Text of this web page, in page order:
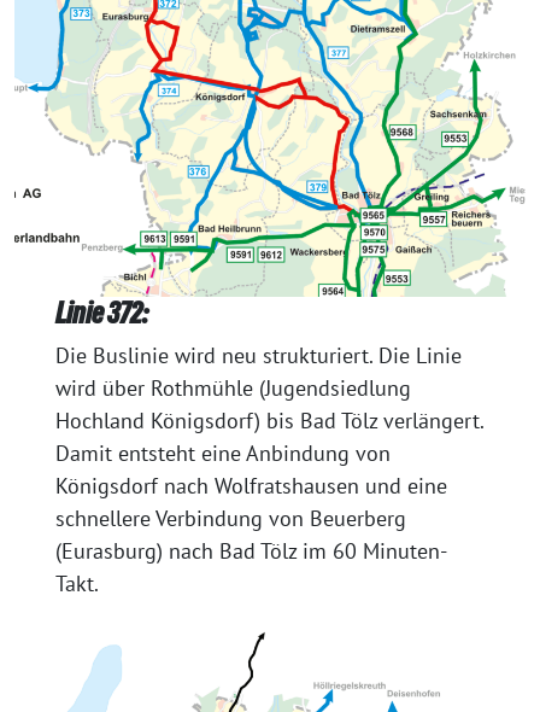
Linie 372:
Die Buslinie wird neu strukturiert. Die Linie
wird über Rothmühle (Jugendsiedlung
Hochland Königsdorf) bis Bad Tölz verlängert.
Damit entsteht eine Anbindung von
Königsdorf nach Wolfratshausen und eine
schnellere Verbindung von Beuerberg
(Eurasburg) nach Bad Tölz im 60 Minuten-
Takt.